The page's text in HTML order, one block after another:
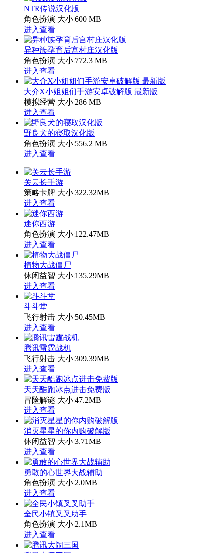
NTR传说汉化版
角色扮演 大小:600 MB
进入查看
异种族孕育后宫村庄汉化版
角色扮演 大小:772.3 MB
进入查看
大介X小姐姐们手游安卓破解版 最新版
模拟经营 大小:286 MB
进入查看
野良犬的寝取汉化版
角色扮演 大小:556.2 MB
进入查看
关云长手游
策略卡牌 大小:322.32MB
进入查看
迷你西游
角色扮演 大小:122.47MB
进入查看
植物大战僵尸
休闲益智 大小:135.29MB
进入查看
斗斗堂
飞行射击 大小:50.45MB
进入查看
腾讯雷霆战机
飞行射击 大小:309.39MB
进入查看
天天酷跑冰点进击免费版
冒险解谜 大小:47.2MB
进入查看
消灭星星的你内购破解版
休闲益智 大小:3.71MB
进入查看
勇敢的心世界大战辅助
角色扮演 大小:2.0MB
进入查看
全民小镇叉叉助手
角色扮演 大小:2.1MB
进入查看